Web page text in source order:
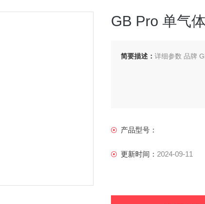
GB Pro 单气
简要描述： 详细参数 品牌
产品型号：
更新时间： 2024-09-11